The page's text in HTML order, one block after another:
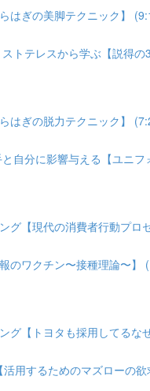
はぎの美脚テクニック】
トテレスから学ぶ【説得
はぎの脱力テクニック】
自分に影響与える【ユニ
グ【現代の消費者行動プ
のワクチン〜接種理論〜】
グ【トヨタも採用してるな
用するためのマズローの